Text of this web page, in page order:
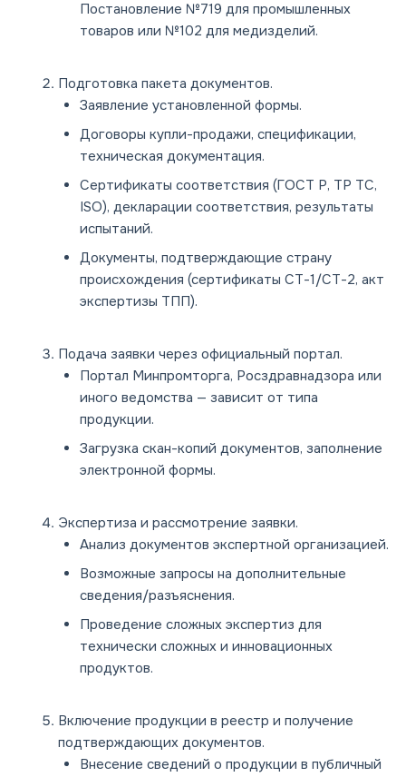
Постановление №719 для промышленных
товаров или №102 для медизделий.
Подготовка пакета документов.
Заявление установленной формы.
Договоры купли-продажи, спецификации,
техническая документация.
Сертификаты соответствия (ГОСТ Р, ТР ТС,
ISO), декларации соответствия, результаты
испытаний.
Документы, подтверждающие страну
происхождения (сертификаты СТ-1/СТ-2, акт
экспертизы ТПП).
Подача заявки через официальный портал.
Портал Минпромторга, Росздравнадзора или
иного ведомства — зависит от типа
продукции.
Загрузка скан-копий документов, заполнение
электронной формы.
Экспертиза и рассмотрение заявки.
Анализ документов экспертной организацией.
Возможные запросы на дополнительные
сведения/разъяснения.
Проведение сложных экспертиз для
технически сложных и инновационных
продуктов.
Включение продукции в реестр и получение
подтверждающих документов.
Внесение сведений о продукции в публичный